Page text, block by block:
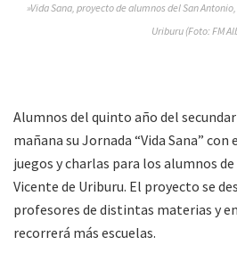
»Vida Sana, proyecto de alumnos del San
Uriburu (Foto: FM
Alumnos del quinto año del
mañana su Jornada “Vida Sana”
juegos y charlas para los alumnos
Vicente de Uriburu. El proyecto se
profesores de distintas materias y
recorrerá más escuelas.